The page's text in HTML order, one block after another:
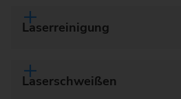
Laserreinigung
Laserschweißen